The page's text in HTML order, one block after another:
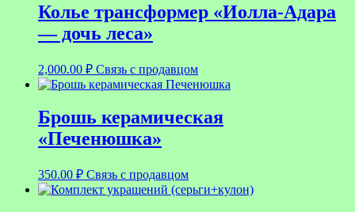
Колье трансформер «Иолла-Адара
— дочь леса»
2,000.00 ₽ Связь с продавцом
Брошь керамическая
«Печенюшка»
350.00 ₽ Связь с продавцом